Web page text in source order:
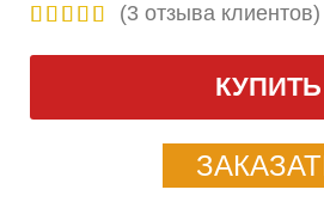
(3 отзыва клиентов)
КУПИТЬ